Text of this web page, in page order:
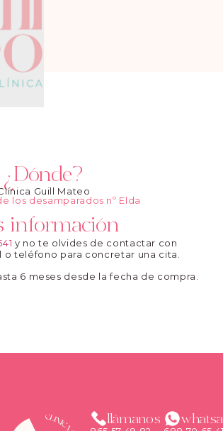
¿Dónde?
Guill Mateo
los desamparados nº Elda
información
y no te olvides de contactar con
o teléfono para concretar una cita.
6 meses desde la fecha de compra.
llámanos